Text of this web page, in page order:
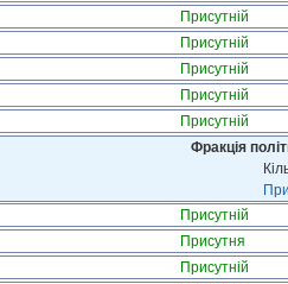
Присутній
Присутній
Присутній
Присутній
Присутній
Фракція
Присутній
Присутня
Присутній